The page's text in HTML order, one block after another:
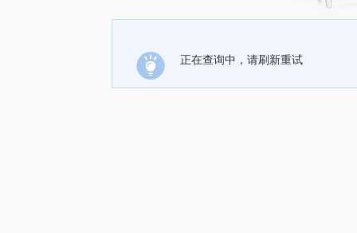
正在查询中，请刷新重试